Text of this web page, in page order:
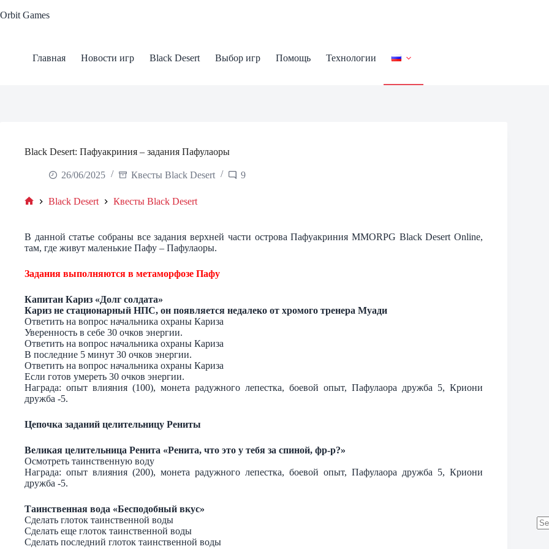
to
Orbit Games
Главная Новости игр Black Desert Выбор игр Помощь Технологии
Black Desert: Пафуакриния – задания Пафулаоры
26/06/2025 Квесты Black Desert 9
Black Desert Квесты Black Desert
В данной статье собраны все задания верхней части острова Пафуакриния MMORPG Black Desert Online,
там, где живут маленькие Пафу – Пафулаоры.
Задания выполняются в метаморфозе Пафу
Капитан Кариз «Долг солдата»
Кариз не стационарный НПС, он появляется недалеко от хромого тренера Муади
Ответить на вопрос начальника охраны Кариза
Уверенность в себе 30 очков энергии.
Ответить на вопрос начальника охраны Кариза
В последние 5 минут 30 очков энергии.
Ответить на вопрос начальника охраны Кариза
Если готов умереть 30 очков энергии.
Награда: опыт влияния (100), монета радужного лепестка, боевой опыт, Пафулаора дружба 5, Криони
дружба -5.
Цепочка заданий целительницу Рениты
Великая целительница Ренита «Ренита, что это у тебя за спиной, фр-р?»
Осмотреть таинственную воду
Награда: опыт влияния (200), монета радужного лепестка, боевой опыт, Пафулаора дружба 5, Криони
дружба -5.
Таинственная вода «Бесподобный вкус»
Сделать глоток таинственной воды
Сделать еще глоток таинственной воды
Сделать последний глоток таинственной воды